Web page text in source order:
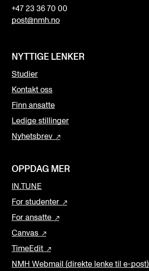
+47 23 36 70 00
post@nmh.no
NYTTIGE LENKER
Studier
Kontakt oss
Finn ansatte
Ledige stillinger
Nyhetsbrev
OPPDAG MER
IN.TUNE
For studenter
For ansatte
Canvas
TimeEdit
NMH Webmail (direkte lenke til e-post)